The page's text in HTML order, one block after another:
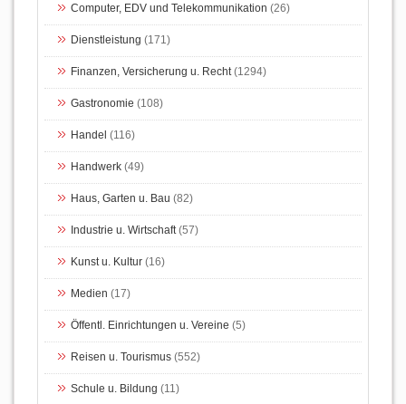
Computer, EDV und Telekommunikation (26)
Dienstleistung (171)
Finanzen, Versicherung u. Recht(1294)
Gastronomie (108)
Handel (116)
Handwerk (49)
Haus, Garten u. Bau (82)
Industrie u. Wirtschaft(57)
Kunst u. Kultur (16)
Medien (17)
Öffentl. Einrichtungen u. Vereine (5)
Reisen u. Tourismus (552)
Schule u. Bildung (11)